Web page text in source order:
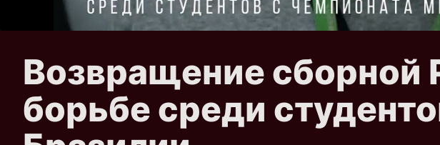
Возвращение сборной
борьбе среди